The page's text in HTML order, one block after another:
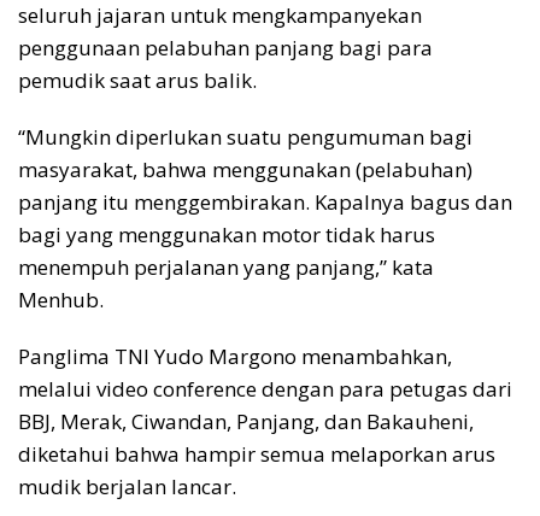
seluruh jajaran untuk mengkampanyekan
penggunaan pelabuhan panjang bagi para
pemudik saat arus balik.
“Mungkin diperlukan suatu pengumuman bagi
masyarakat, bahwa menggunakan (pelabuhan)
panjang itu menggembirakan. Kapalnya bagus dan
bagi yang menggunakan motor tidak harus
menempuh perjalanan yang panjang,” kata
Menhub.
Panglima TNI Yudo Margono menambahkan,
melalui video conference dengan para petugas dari
BBJ, Merak, Ciwandan, Panjang, dan Bakauheni,
diketahui bahwa hampir semua melaporkan arus
mudik berjalan lancar.